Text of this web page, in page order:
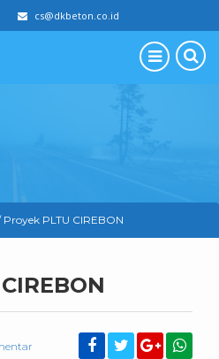
cs@dkbeton.co.id
Proyek PLTU CIREBON